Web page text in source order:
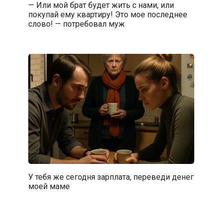
— Или мой брат будет жить с нами, или
покупай ему квартиру! Это мое последнее
слово! — потребовал муж
У тебя же сегодня зарплата, переведи денег
моей маме